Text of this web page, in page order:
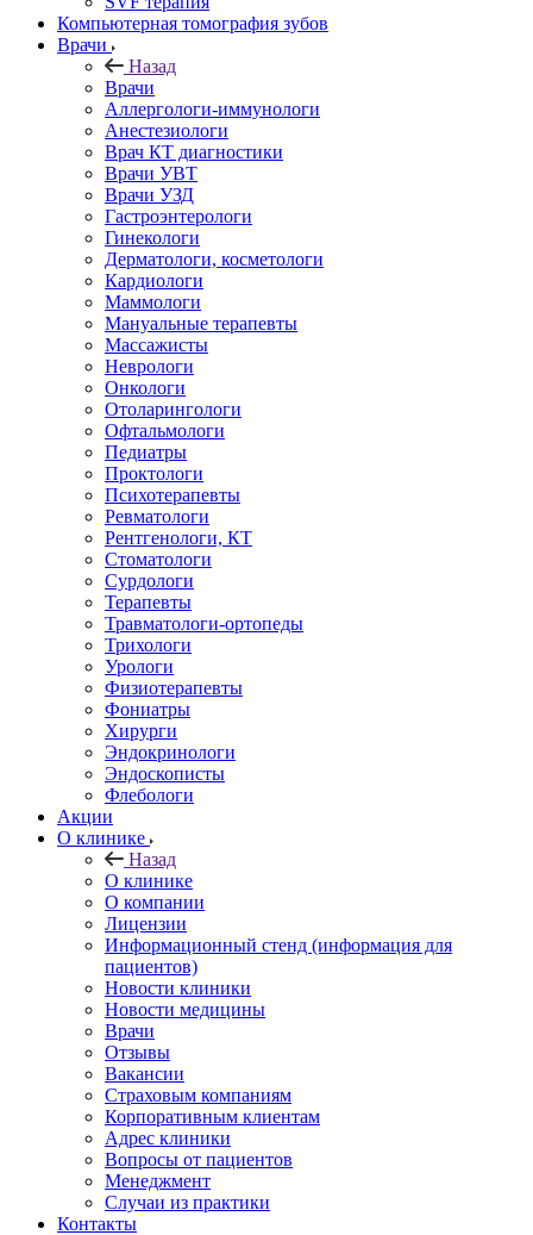
Компьютерная томография зубов
Врачи
Назад
Врачи
Аллергологи-иммунологи
Анестезиологи
Врач КТ диагностики
Врачи УВТ
Врачи УЗД
Гастроэнтерологи
Гинекологи
Дерматологи, косметологи
Кардиологи
Маммологи
Мануальные терапевты
Массажисты
Неврологи
Онкологи
Отоларингологи
Офтальмологи
Педиатры
Проктологи
Психотерапевты
Ревматологи
Рентгенологи, КТ
Стоматологи
Сурдологи
Терапевты
Травматологи-ортопеды
Трихологи
Урологи
Физиотерапевты
Фониатры
Хирурги
Эндокринологи
Эндоскописты
Флебологи
Акции
О клинике
Назад
О клинике
О компании
Лицензии
Информационный стенд (информация для
пациентов)
Новости клиники
Новости медицины
Врачи
Отзывы
Вакансии
Страховым компаниям
Корпоративным клиентам
Адрес клиники
Вопросы от пациентов
Менеджмент
Случаи из практики
Контакты